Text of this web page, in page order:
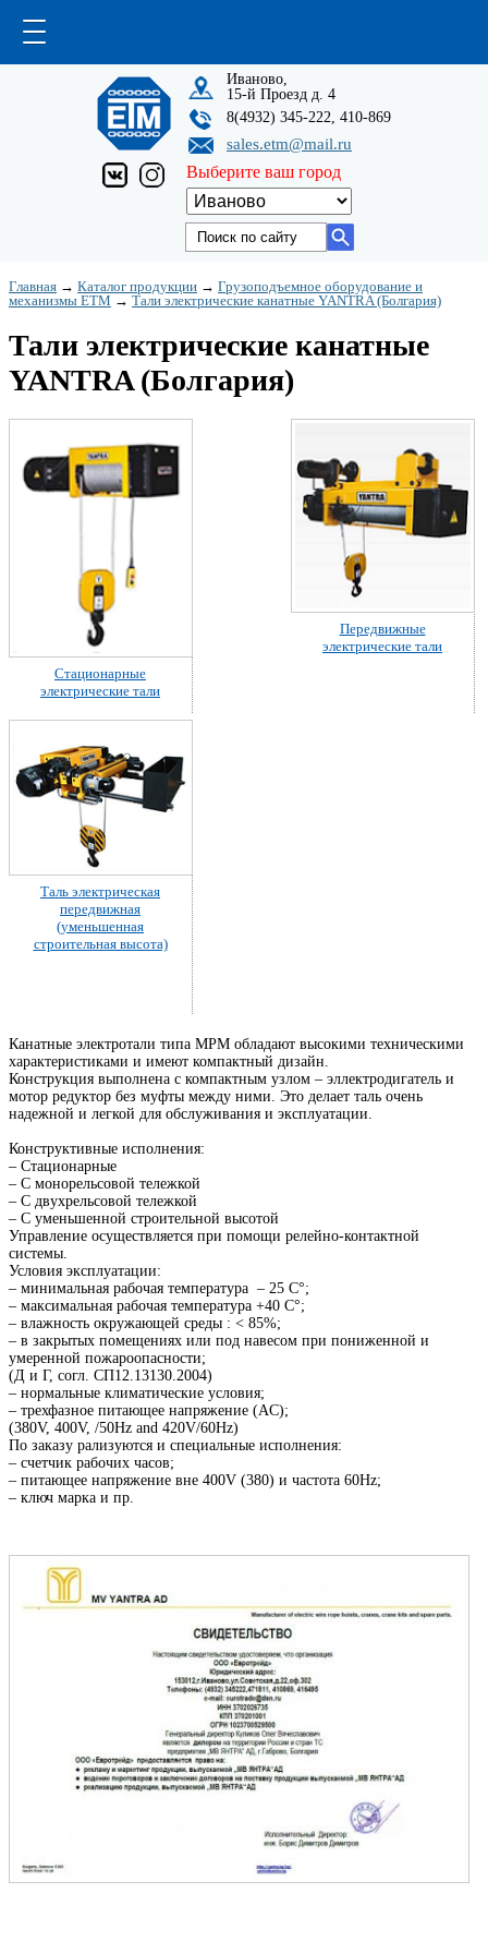
Иваново,
15-й Проезд д. 4
8(4932) 345-222, 410-869
sales.etm@mail.ru
Выберите ваш город
Главная → Каталог продукции → Грузоподъемное оборудование и
механизмы ETM → Тали электрические канатные YANTRA (Болгария)
Тали электрические канатные
YANTRA (Болгария)
Стационарные
электрические тали
Передвижные
электрические тали
Таль электрическая
передвижная
(уменьшенная
строительная высота)
Канатные электротали типа МРМ обладают высокими техническими
характеристиками и имеют компактный дизайн.
Конструкция выполнена с компактным узлом – эллектродигатель и
мотор редуктор без муфты между ними. Это делает таль очень
надежной и легкой для обслуживания и эксплуатации.
Конструктивные исполнения:
– Стационарные
– С монорельсовой тележкой
– С двухрельсовой тележкой
– С уменьшенной строительной высотой
Управление осуществляется при помощи релейно-контактной
системы.
Условия эксплуатации:
– минимальная рабочая температура – 25 C°;
– максимальная рабочая температура +40 C°;
– влажность окружающей среды : < 85%;
– в закрытых помещениях или под навесом при пониженной и
умеренной пожароопасности;
(Д и Г, согл. СП12.13130.2004)
– нормальные климатические условия;
– трехфазное питающее напряжение (AC);
(380V, 400V, /50Hz and 420V/60Hz)
По заказу рализуются и специальные исполнения:
– счетчик рабочих часов;
– питающее напряжение вне 400V (380) и частота 60Hz;
– ключ марка и пр.